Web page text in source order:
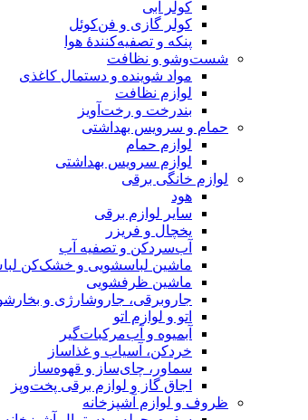
کولر آبی
کولر گازی و فن‌کوئل
پنکه و تصفیه‌کنندهٔ هوا
شست‌وشو و نظافت
مواد شوینده و دستمال کاغذی
لوازم نظافت
بندرخت و رخت‌آویز
حمام و سرویس بهداشتی
لوازم حمام
لوازم سرویس بهداشتی
لوازم خانگی برقی
هود
سایر لوازم برقی
یخچال و فریزر
آب‌سردکن و تصفیه آب
ماشین لباسشویی و خشک‌کن
ماشین ظرفشویی
جاروبرقی، جاروشارژی و
اتو و لوازم اتو
آبمیوه و آب‌مرکبات‌گیر
خردکن، آسیاب و غذاساز
سماور، چای‌ساز و قهوه‌ساز
اجاق گاز و لوازم برقی پخت‌وپز
ظروف و لوازم آشپزخانه